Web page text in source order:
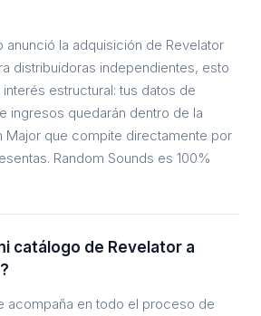
anunció la adquisición de Revelator
distribuidoras independientes, esto
estructural: tus datos de
ingresos quedarán dentro de la
Major que compite directamente por
Random Sounds es 100%
catálogo de Revelator a
acompaña en todo el proceso de